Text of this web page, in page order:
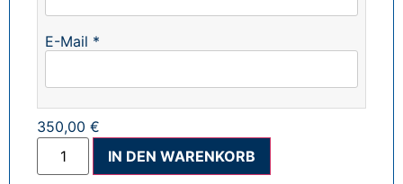
E-Mail *
350,00 €
IN DEN WARENKORB